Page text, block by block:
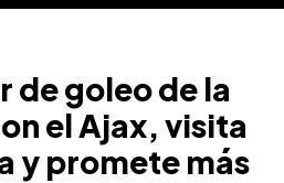
de goleo de la
el Ajax, visita
y promete más